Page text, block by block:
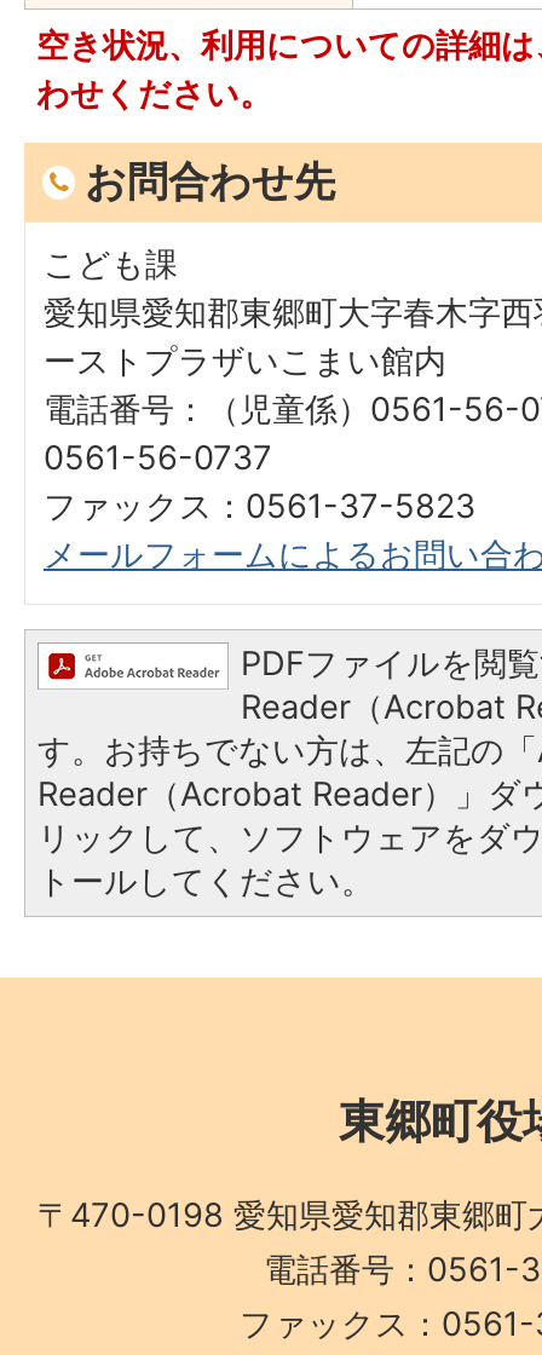
空き状況、利用についての詳細
わせください。
お問合わせ先
こども課
愛知県愛知郡東郷町大字春木字
ーストプラザいこまい館内
電話番号：（児童係）0561-
0561-56-0737
ファックス：0561-37-5823
メールフォームによるお問い合
PDFファイルを閲
Reader（Acrobat
す。お持ちでない方は、左記の
Reader（Acrobat Reader）」ダ
リックして、ソフトウェアをダ
トールしてください。
東郷町役
〒470-0198 愛知県愛知郡東郷町
電話番号：0561-
ファックス：